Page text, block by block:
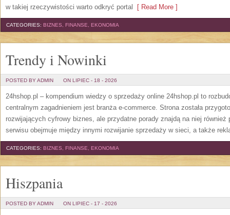
w takiej rzeczywistości warto odkryć portal
[ Read More ]
CATEGORIES: BIZNES, FINANSE, EKONOMIA
Trendy i Nowinki
POSTED BY ADMIN ON LIPIEC - 18 - 2026
24hshop.pl – kompendium wiedzy o sprzedaży online 24hshop.pl to
centralnym zagadnieniem jest branża e-commerce. Strona została
rozwijających cyfrowy biznes, ale przydatne porady znajdą na niej
serwisu obejmuje między innymi rozwijanie sprzedaży w sieci, a także
CATEGORIES: BIZNES, FINANSE, EKONOMIA
Hiszpania
POSTED BY ADMIN ON LIPIEC - 17 - 2026